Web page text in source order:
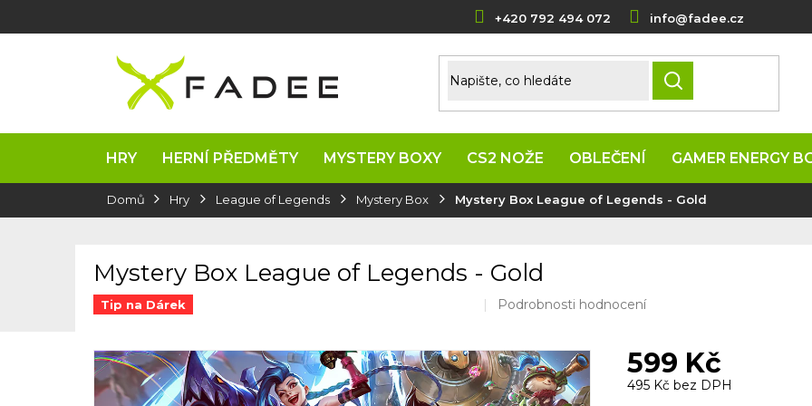
+420 792 494 072 info@fadee.cz
HLEDAT
HRY HERNÍ PŘEDMĚTY MYSTERY BOXY CS2 NOŽE OBLEČENÍ GAMER ENERGY
DomůHry League of Legends Mystery Box Mystery Box League of Legends - Gold
Mystery Box League of Legends - Gold
Tip na Dárek
Průměrné
je
0,0
z
Podrobnosti hodnocení
599 Kč
495 Kč bez DPH